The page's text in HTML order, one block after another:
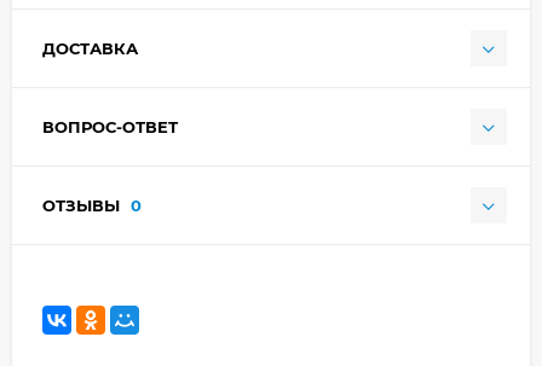
ДОСТАВКА
ВОПРОС-ОТВЕТ
ОТЗЫВЫ 0